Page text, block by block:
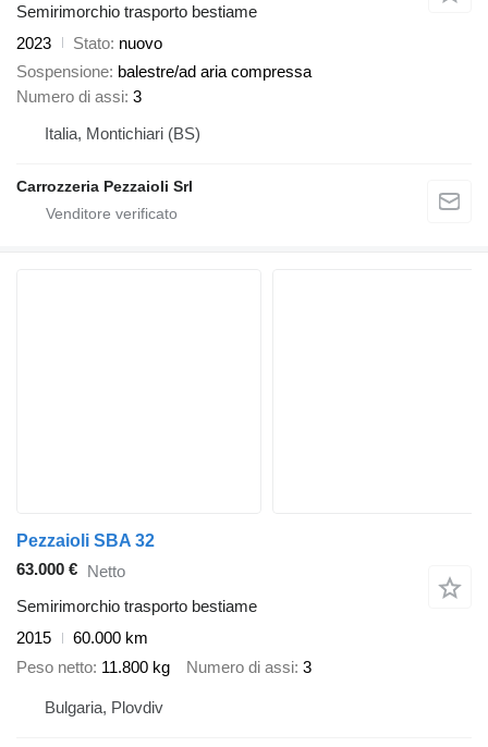
Semirimorchio trasporto bestiame
2023
Stato nuovo
Sospensione balestre/ad aria compressa
Numero di assi 3
Italia, Montichiari (BS)
Carrozzeria Pezzaioli Srl
Pezzaioli SBA 32
63.000 € Netto
Semirimorchio trasporto bestiame
2015
60.000 km
Peso netto 11.800 kg Numero di assi 3
Bulgaria, Plovdiv